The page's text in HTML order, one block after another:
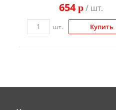
654p/ шт.
шт. Купить